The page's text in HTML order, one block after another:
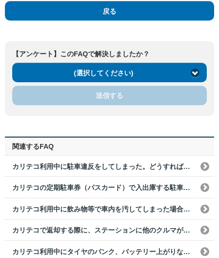
戻る
【アンケート】このFAQで解決しましたか？
(選択してください)
送信する
関連するFAQ
カリテコ利用中に駐車違反をしてしまった。どうすればいいですか？
カリテコの定期駐車券（パスカード）で入出庫する駐車場で、誤って一般の駐車券をとってしまった。どうすればいいですか？
カリテコ利用中に飲み物等で車内を汚してしまった場合は、どうすればいいですか？
カリテコで返却する際に、ステーションに他のクルマが停まっていた。どうすればいいですか？
カリテコ利用中にタイヤのパンク、バッテリー上がりなどで使用できなくなった場合は、どうすればいいですか？